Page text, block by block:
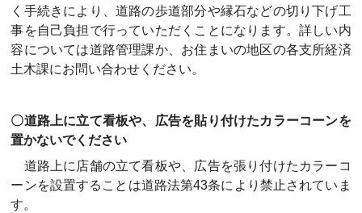
く手続きにより、道路の歩道部分や縁石などの切り下げ工
事を自己負担で行っていただくことになります。詳しい内
容については道路管理課か、お住まいの地区の各支所経済
土木課にお問い合わせください。
〇道路上に立て看板や、広告を貼り付けたカラーコーンを
置かないでください
道路上に店舗の立て看板や、広告を張り付けたカラーコ
ーンを設置することは道路法第43条により禁止されていま
す。